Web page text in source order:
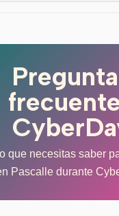
que necesitas saber
Pascalle durante